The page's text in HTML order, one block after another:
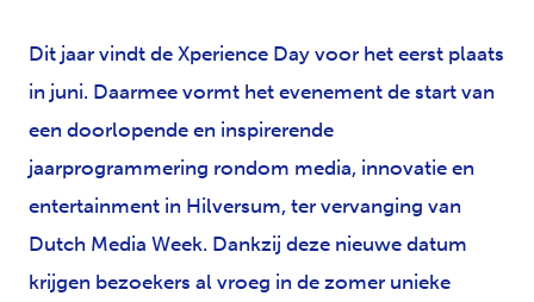
Dit jaar vindt de Xperience Day voor het eerst plaats
in juni. Daarmee vormt het evenement de start van
een doorlopende en inspirerende
jaarprogrammering rondom media, innovatie en
entertainment in Hilversum, ter vervanging van
Dutch Media Week. Dankzij deze nieuwe datum
krijgen bezoekers al vroeg in de zomer unieke